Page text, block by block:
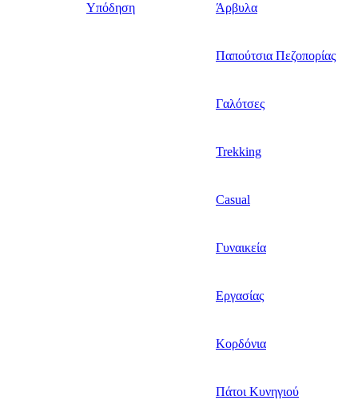
Υπόδηση Άρβυλα
Παπούτσια Πεζοπορίας
Γαλότσες
Trekking
Casual
Γυναικεία
Εργασίας
Κορδόνια
Πάτοι Κυνηγιού